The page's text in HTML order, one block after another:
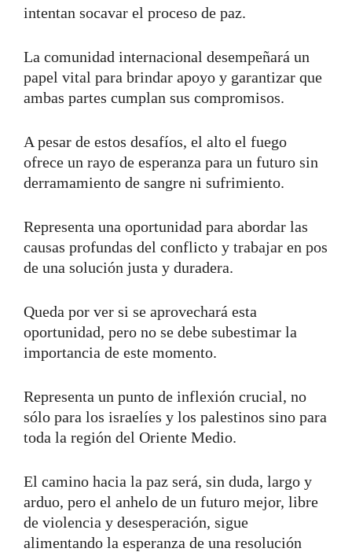
intentan socavar el proceso de paz.
La comunidad internacional desempeñará un
papel vital para brindar apoyo y garantizar que
ambas partes cumplan sus compromisos.
A pesar de estos desafíos, el alto el fuego
ofrece un rayo de esperanza para un futuro sin
derramamiento de sangre ni sufrimiento.
Representa una oportunidad para abordar las
causas profundas del conflicto y trabajar en pos
de una solución justa y duradera.
Queda por ver si se aprovechará esta
oportunidad, pero no se debe subestimar la
importancia de este momento.
Representa un punto de inflexión crucial, no
sólo para los israelíes y los palestinos sino para
toda la región del Oriente Medio.
El camino hacia la paz será, sin duda, largo y
arduo, pero el anhelo de un futuro mejor, libre
de violencia y desesperación, sigue
alimentando la esperanza de una resolución